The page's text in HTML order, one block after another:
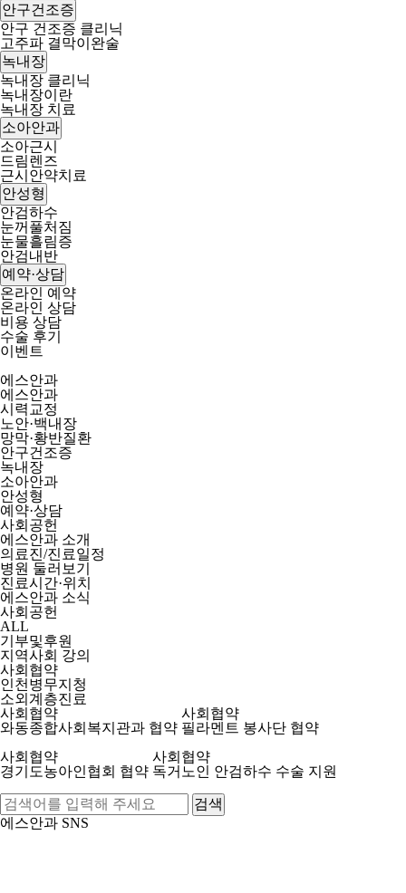
안구건조증
안구 건조증 클리닉
고주파 결막이완술
녹내장
녹내장 클리닉
녹내장이란
녹내장 치료
소아안과
소아근시
드림렌즈
근시안약치료
안성형
안검하수
눈꺼풀처짐
눈물흘림증
안검내반
예약·상담
온라인 예약
온라인 상담
비용 상담
수술 후기
이벤트
에스안과
에스안과
시력교정
노안·백내장
망막·황반질환
안구건조증
녹내장
소아안과
안성형
예약·상담
사회공헌
에스안과 소개
의료진/진료일정
병원 둘러보기
진료시간·위치
에스안과 소식
사회공헌
ALL
기부및후원
지역사회 강의
사회협약
인천병무지청
소외계층진료
사회협약
와동종합사회복지관과 협약
사회협약
필라멘트 봉사단 협약
사회협약
경기도농아인협회 협약
사회협약
독거노인 안검하수 수술 지원
검색
에스안과 SNS